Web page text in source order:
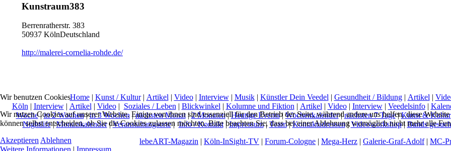
Kunstraum383
Berrenratherstr. 383
50937 KölnDeutschland
http://malerei-cornelia-rohde.de/
Home| Kunst / Kultur| Artikel | Video| Interview| Musik| Künstler Dein Veedel | Gesundheit / Bildung| Artikel |
Köln | Interview| Artikel | Video| Soziales / Leben | Blickwinkel | Kolumne und Fiktion | Artikel | Video| Interview| Veedelsinfo|
Woche|in 2 Wochen|in 3 Wochen |nächsten Monat|2 Monaten|Heutige Events|Wochenkalender|nächsten 7 Tage|Kunst & Kultur
Nightlife|Monatskalender|Veranstaltungsorte|Info / Kontakt|Impressum| Team|Kontaktadressen|Videoworkshop|Bands
lebeART-Magazin | Köln-InSight-TV | Forum-Cologne | Mega-Herz | Galerie-Graf-Adolf| MC-
Wir benutzen Cookies
Wir nutzen Cookies auf unserer Website. Einige von ihnen sind essenziell für den Betrieb der Seite, während andere uns helfen, diese
können selbst entscheiden, ob Sie die Cookies zulassen möchten. Bitte beachten Sie, dass bei einer Ablehnung womöglich nicht mehr alle
Akzeptieren Ablehnen
Weitere Informationen | Impressum